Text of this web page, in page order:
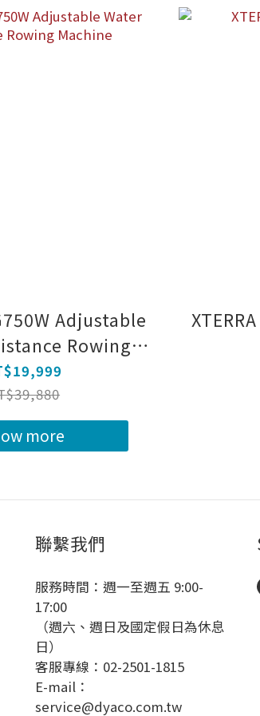
Adjustable
Rowing
more
聯繫我們
服務時間：週一至週五 9:00-
17:00
（週六、週日及國定假日為休息
日）
客服專線：02-2501-1815
E-mail：
service@dyaco.com.tw